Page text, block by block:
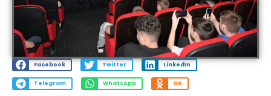
Facebook Twitter LinkedIn
Telegram WhatsApp OK